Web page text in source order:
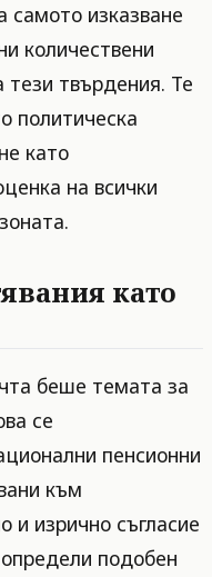
изказване
количествени
тези твърдения. Те
политическа
като
на всички
като
беше темата за
се
пенсионни
към
и изрично съгласие
подобен